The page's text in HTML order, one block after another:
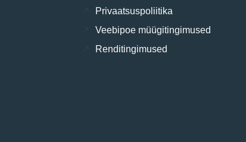
Privaatsuspoliitika
Veebipoe müügitingimused
Renditingimused